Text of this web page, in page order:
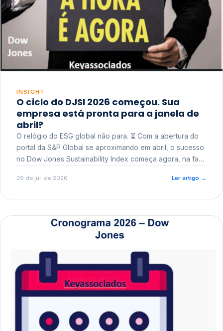
INSIGHT
O ciclo do DJSI 2026 começou. Sua
empresa está pronta para a janela de
abril?
O relógio do ESG global não para. ⏳ Com a abertura do
portal da S&P Global se aproximando em abril, o sucesso
no Dow Jones Sustainability Index começa agora, na fase
29 de jul. de 2026 Ler artigo →